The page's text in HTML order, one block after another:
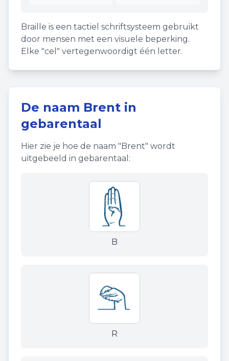
Braille is een tactiel schriftsysteem gebruikt
door mensen met een visuele beperking.
Elke "cel" vertegenwoordigt één letter.
De naam Brent in
gebarentaal
Hier zie je hoe de naam "Brent" wordt
uitgebeeld in gebarentaal:
B
R